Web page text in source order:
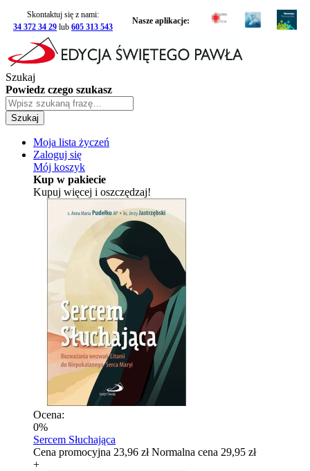
Skontaktuj się z nami:
34 372 34 29 lub 605 313 543
Nasze aplikacje:
Szukaj
Powiedz czego szukasz
Szukaj
Moja lista życzeń
Zaloguj się
Mój koszyk
Kup w pakiecie
Kupuj więcej i oszczędzaj!
Ocena:
0%
Sercem Słuchająca
Cena promocyjna 23,96 zł Normalna cena 29,95 zł
+